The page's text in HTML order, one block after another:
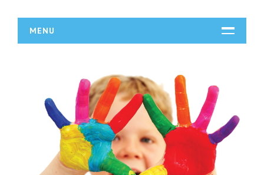
MENU
DZIAŁALNOŚĆ
Biura Rachunkowe
Doradztwo
Drukarnie
Handel
Hurtownie